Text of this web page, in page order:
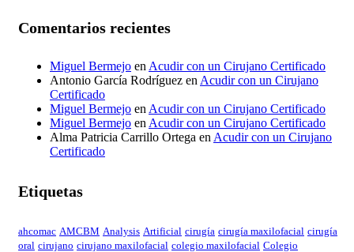
Comentarios recientes
Miguel Bermejo en Acudir con un Cirujano Certificado
Antonio García Rodríguez en Acudir con un Cirujano
Certificado
Miguel Bermejo en Acudir con un Cirujano Certificado
Miguel Bermejo en Acudir con un Cirujano Certificado
Alma Patricia Carrillo Ortega en Acudir con un Cirujano
Certificado
Etiquetas
ahcomac AMCBM Analysis Artificial cirugía cirugía maxilofacial cirugía
oral cirujano cirujano maxilofacial colegio maxilofacial Colegio